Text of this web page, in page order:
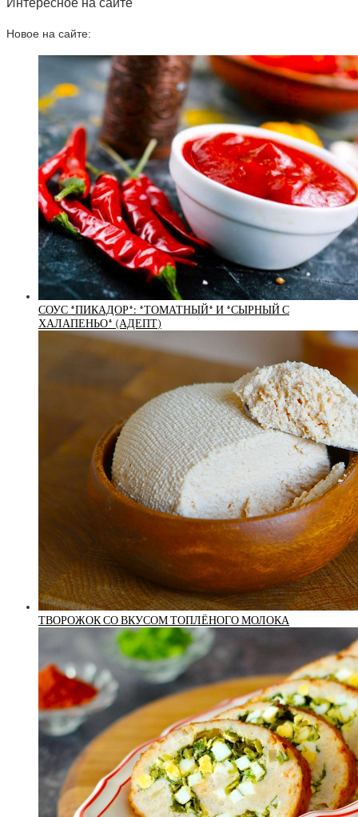
Новое на сайте:
СОУС *ПИКАДОР*: *ТОМАТНЫЙ* И *СЫРНЫЙ С
ХАЛАПЕНЬО* (АДЕПТ)
ТВОРОЖОК СО ВКУСОМ ТОПЛЁНОГО МОЛОКА